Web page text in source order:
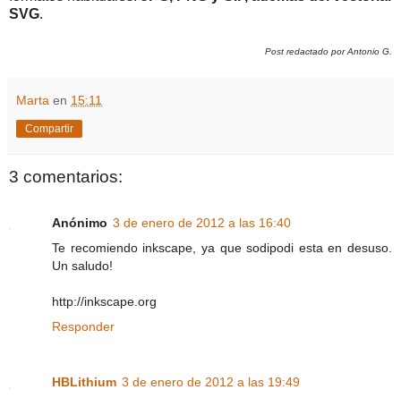
SVG.
Post redactado por Antonio G.
Marta en 15:11
Compartir
3 comentarios:
Anónimo 3 de enero de 2012 a las 16:40
Te recomiendo inkscape, ya que sodipodi esta en desuso.
Un saludo!
http://inkscape.org
Responder
HBLithium 3 de enero de 2012 a las 19:49